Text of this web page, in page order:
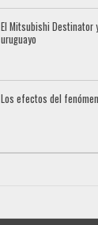
El Mitsubishi Destinator
uruguayo
Los efectos del